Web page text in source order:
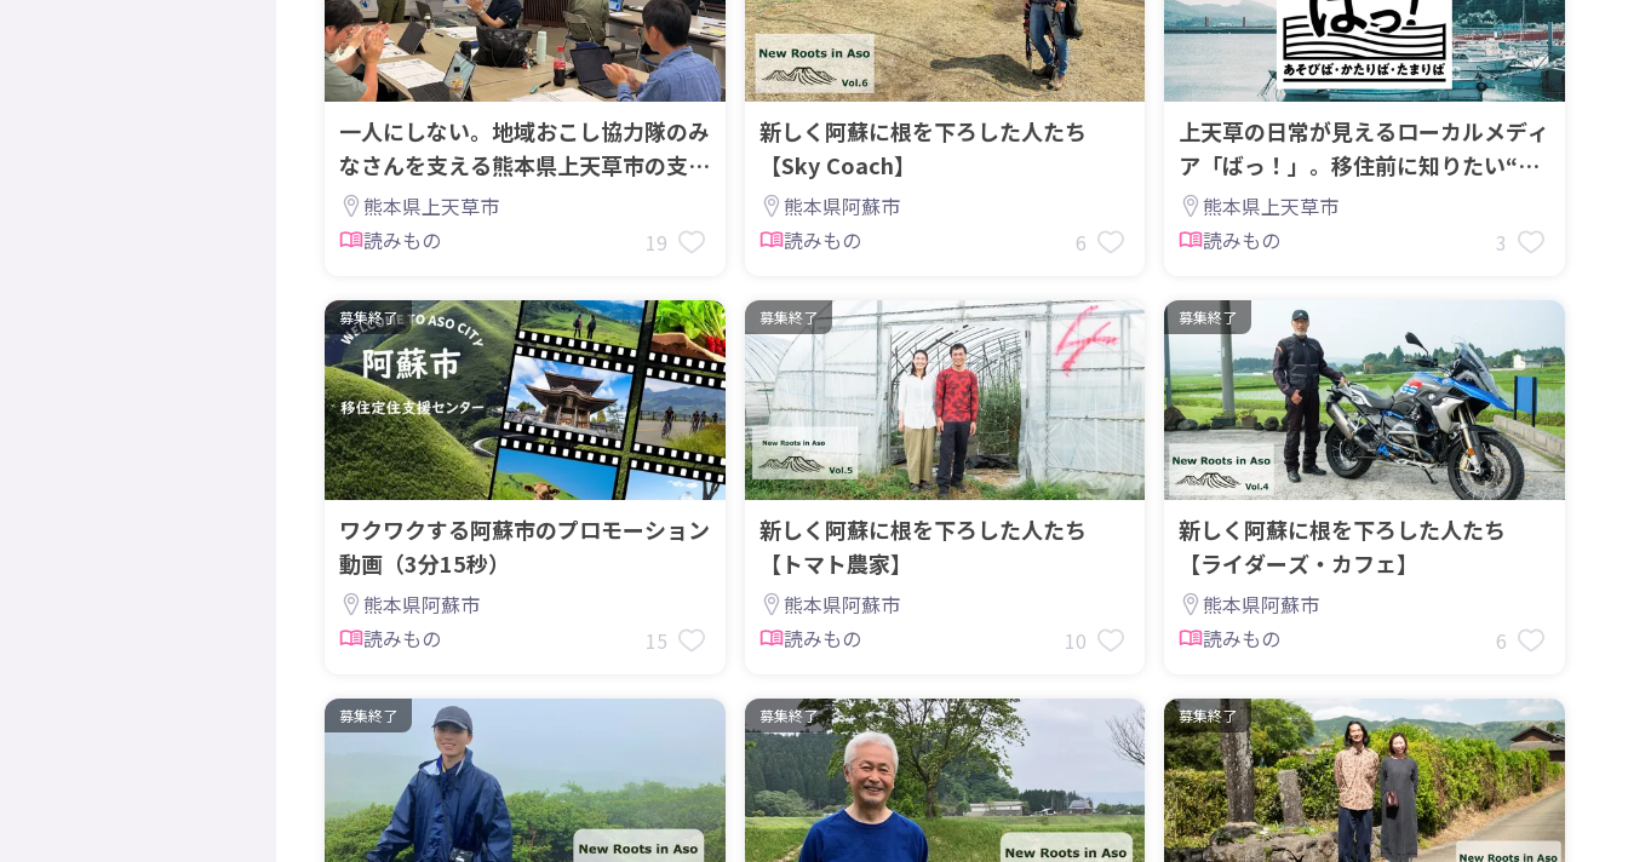
一人にしない。地域おこし協力隊のみ
なさんを支える熊本県上天草市の支援
の仕組み
熊本県上天草市
読みもの
19
新しく阿蘇に根を下ろした人たち
【Sky Coach】
熊本県阿蘇市
読みもの
6
上天草の日常が見えるローカルメディ
ア「ばっ！」。移住前に知りたい“暮
らしの素顔”
熊本県上天草市
読みもの
3
募集終了
ワクワクする阿蘇市のプロモーション
動画（3分15秒）
熊本県阿蘇市
読みもの
15
募集終了
新しく阿蘇に根を下ろした人たち
【トマト農家】
熊本県阿蘇市
読みもの
10
募集終了
新しく阿蘇に根を下ろした人たち
【ライダーズ・カフェ】
熊本県阿蘇市
読みもの
6
募集終了 募集終了 募集終了